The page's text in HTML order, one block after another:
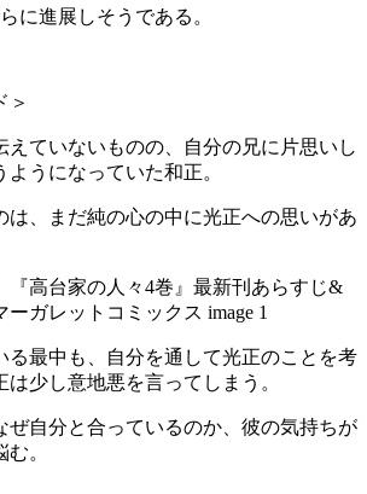
に進展しそうである。
＞
えていないものの、自分の兄に片思いし
うになっていた和正。
は、まだ純の心の中に光正への思いがあ
る最中も、自分を通して光正のことを考
は少し意地悪を言ってしまう。
ぜ自分と合っているのか、彼の気持ちが
。